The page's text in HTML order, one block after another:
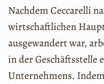
Nachdem Ceccarelli
wirtschaftlichen
ausgewandert war,
in der Geschäftsstelle
Unternehmens.